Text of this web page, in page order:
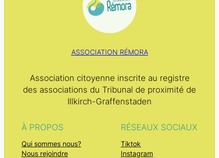
ASSOCIATION RÉMORA
Association citoyenne inscrite au registre
des associations du Tribunal de proximité de
Illkirch-Graffenstaden
À PROPOS
Qui sommes nous?
Nous rejoindre
RÉSEAUX SOCIAUX
Tiktok
Instagram